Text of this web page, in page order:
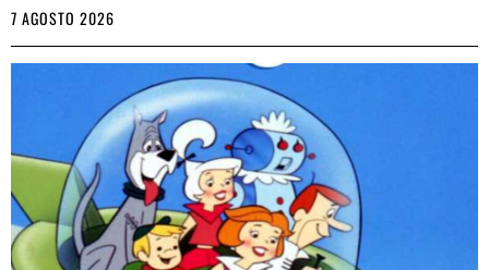
7 AGOSTO 2026